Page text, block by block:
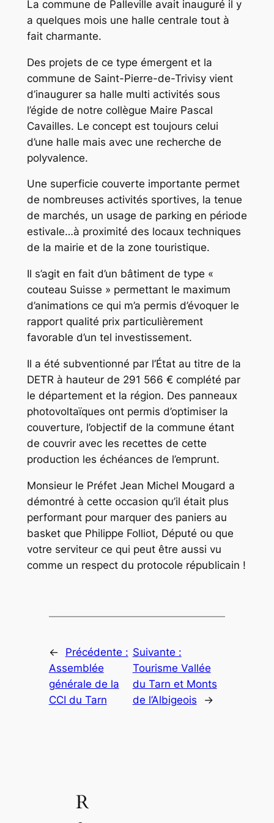
La commune de Palleville avait inauguré il y
a quelques mois une halle centrale tout à
fait charmante.
Des projets de ce type émergent et la
commune de Saint-Pierre-de-Trivisy vient
d’inaugurer sa halle multi activités sous
l’égide de notre collègue Maire Pascal
Cavailles. Le concept est toujours celui
d’une halle mais avec une recherche de
polyvalence.
Une superficie couverte importante permet
de nombreuses activités sportives, la tenue
de marchés, un usage de parking en période
estivale…à proximité des locaux techniques
de la mairie et de la zone touristique.
Il s’agit en fait d’un bâtiment de type «
couteau Suisse » permettant le maximum
d’animations ce qui m’a permis d’évoquer le
rapport qualité prix particulièrement
favorable d’un tel investissement.
Il a été subventionné par l’État au titre de la
DETR à hauteur de 291 566 € complété par
le département et la région. Des panneaux
photovoltaïques ont permis d’optimiser la
couverture, l’objectif de la commune étant
de couvrir avec les recettes de cette
production les échéances de l’emprunt.
Monsieur le Préfet Jean Michel Mougard a
démontré à cette occasion qu’il était plus
performant pour marquer des paniers au
basket que Philippe Folliot, Député ou que
votre serviteur ce qui peut être aussi vu
comme un respect du protocole républicain !
←
Précédente :
Assemblée
générale de la
CCI du Tarn
Suivante :
Tourisme Vallée
du Tarn et Monts
de l’Albigeois
→
R